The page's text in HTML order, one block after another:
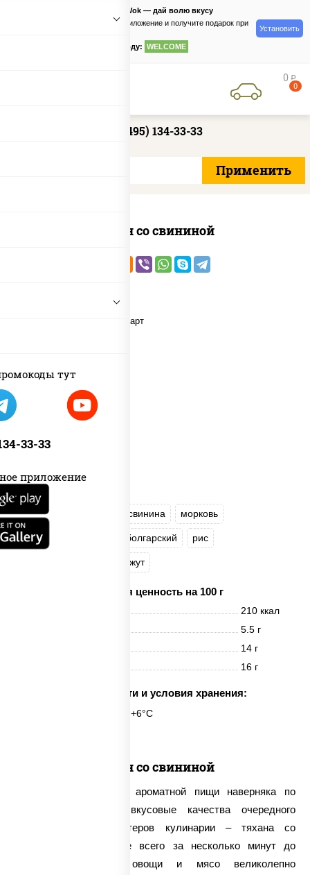
тут
33-33
приложение
PizzaSushiWok — дай волю вкусу
Скачайте приложение и получите подарок при
по промокоду: WELCOME
Установить
0 руб
0
+7 (495) 134-33-33
Тяхан со свининой
масло растительное свинина морковь
лук репчатый перец болгарский рис
кунжут
Пищевая ценность на 100 г
210 ккал
5.5 г
14 г
16 г
Срок годности и условия хранения:
6 часов при t° от +2°C до +6°C
Тяхан со свининой
Поклонники сытной и ароматной пищи наверняка по
достоинству оценят вкусовые качества очередного
творения наших мастеров кулинарии – тяхана со
свининой. Обжаренные всего за несколько минут до
хрустящей корочки овощи и мясо великолепно